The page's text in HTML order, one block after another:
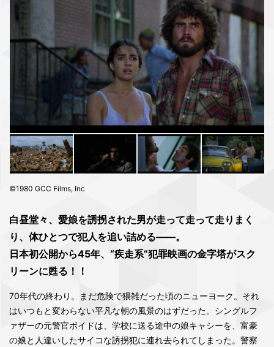
©1980 GCC Films, Inc
白昼堂々、愛娘を誘拐された男が走って走って走りまく
り、体ひとつで犯人を追い詰める――。
日本初公開から45年、“疾走系”犯罪映画の金字塔がスク
リーンに甦る！！
70年代の終わり。まだ危険で猥雑だった頃のニューヨーク。それ
はいつもと変わらない平凡な朝の風景のはずだった。シングルフ
ァザーの元警官ボイドは、学校に送る途中の娘キャシーを、富豪
の娘と人違いしたサイコな誘拐犯に連れ去られてしまった。警察